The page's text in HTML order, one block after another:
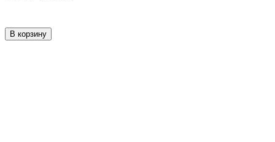
В корзину